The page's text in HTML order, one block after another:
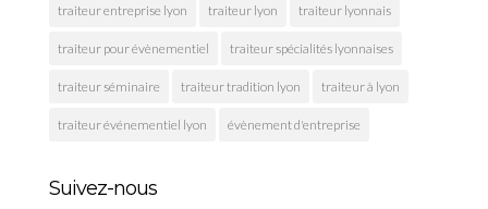
traiteur entreprise lyon traiteur lyon traiteur lyonnais
traiteur pour évènementiel traiteur spécialités lyonnaises
traiteur séminaire traiteur tradition lyon traiteur à lyon
traiteur événementiel lyon évènement d'entreprise
Suivez-nous